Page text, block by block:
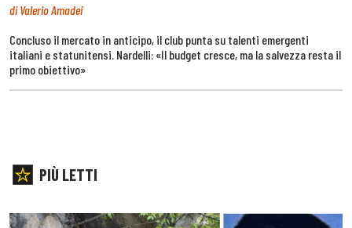
di Valerio Amadei
Concluso il mercato in anticipo, il club punta su talenti emergenti
italiani e statunitensi. Nardelli: «Il budget cresce, ma la salvezza resta il
primo obiettivo»
PIÙ LETTI